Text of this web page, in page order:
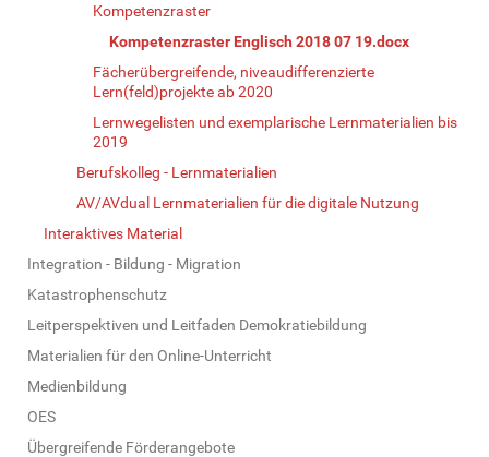
Kompetenzraster
Kompetenzraster Englisch 2018 07 19.docx
Fächerübergreifende, niveaudifferenzierte
Lern(feld)projekte ab 2020
Lernwegelisten und exemplarische Lernmaterialien bis
2019
Berufskolleg - Lernmaterialien
AV/AVdual Lernmaterialien für die digitale Nutzung
Interaktives Material
Integration - Bildung - Migration
Katastrophenschutz
Leitperspektiven und Leitfaden Demokratiebildung
Materialien für den Online-Unterricht
Medienbildung
OES
Übergreifende Förderangebote